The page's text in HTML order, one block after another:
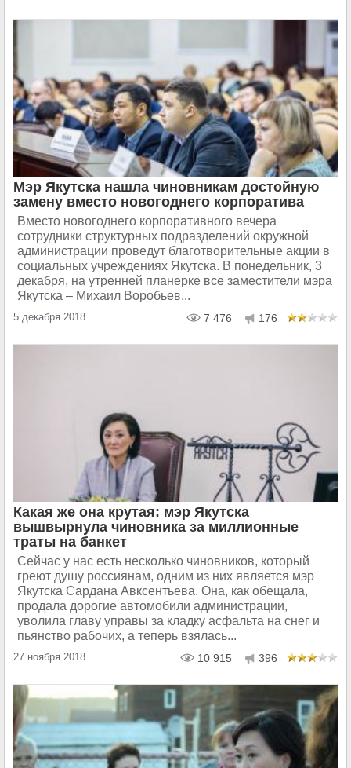
Мэр Якутска нашла чиновникам достойную
замену вместо новогоднего корпоратива
Вместо новогоднего корпоративного вечера
сотрудники структурных подразделений окружной
администрации проведут благотворительные акции в
социальных учреждениях Якутска. В понедельник, 3
декабря, на утренней планерке все заместители мэра
Якутска – Михаил Воробьев...
5 декабря 2018 7 476 176
Какая же она крутая: мэр Якутска
вышвырнула чиновника за миллионные
траты на банкет
Сейчас у нас есть несколько чиновников, который
греют душу россиянам, одним из них является мэр
Якутска Сардана Авксентьева. Она, как обещала,
продала дорогие автомобили администрации,
уволила главу управы за кладку асфальта на снег и
пьянство рабочих, а теперь взялась...
27 ноября 2018 10 915 396